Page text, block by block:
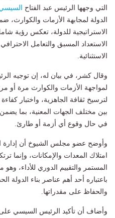
التي وجهها الرئيس عبد الفتاح
الدولة لمجابهة الأزمات والكوارث،
الاستراتيجية للدولة، تعكس رؤية
الاستعداد المسبق والتعامل
الاستثنائية.
وقال كشر، في بيان له، إن توجيه
لمواجهة الأزمات والكوارث مرة أو
لترسيخ ثقافة الجاهزية، واختبار
بين مختلف الجهات المعنية، بما
في حال وقوع أي أزمة أو طارئ.
وأوضح عضو مجلس الشيوخ أن إدارة
امتلاك المعدات والإمكانات، وإنما
المستمر والتقييم الدوري للأداء،
باعتباره أحد أهم عناصر بناء الدولة
والحفاظ على مقدراتها.
وأضاف أن تأكيد الرئيس السيسي